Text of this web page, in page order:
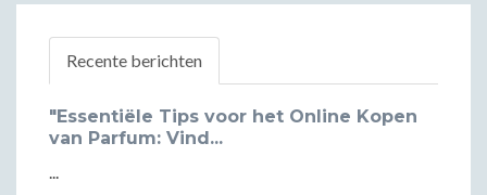
Recente berichten
"Essentiële Tips voor het Online Kopen
van Parfum: Vind...
...